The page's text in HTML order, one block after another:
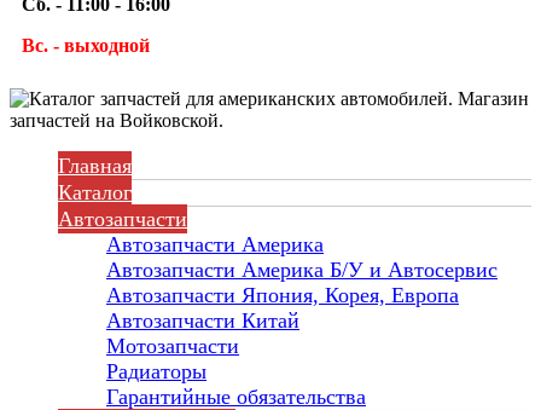
Сб. - 11:00 - 16:00
Вс. - выходной
Главная
Каталог
Автозапчасти
Автозапчасти Америка
Автозапчасти Америка Б/У и Автосервис
Автозапчасти Япония, Корея, Европа
Автозапчасти Китай
Мотозапчасти
Радиаторы
Гарантийные обязательства